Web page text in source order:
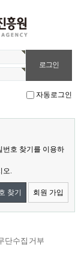
자동로그인
번호 찾기를 이용하
오.
찾기 회원 가입
단수집거부